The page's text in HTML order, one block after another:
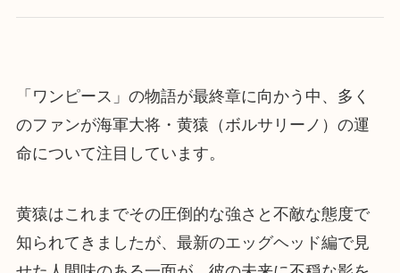
「ワンピース」の物語が最終章に向かう中、多く
のファンが海軍大将・黄猿（ボルサリーノ）の運
命について注目しています。
黄猿はこれまでその圧倒的な強さと不敵な態度で
知られてきましたが、最新のエッグヘッド編で見